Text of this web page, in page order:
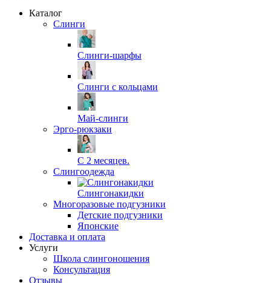
Каталог
Слинги
Слинги-шарфы
Слинги с кольцами
Май-слинги
Эрго-рюкзаки
С 2 месяцев.
Слингоодежда
Слингонакидки
Многоразовые подгузники
Детские подгузники
Японские
Доставка и оплата
Услуги
Школа слингоношения
Консультация
Отзывы